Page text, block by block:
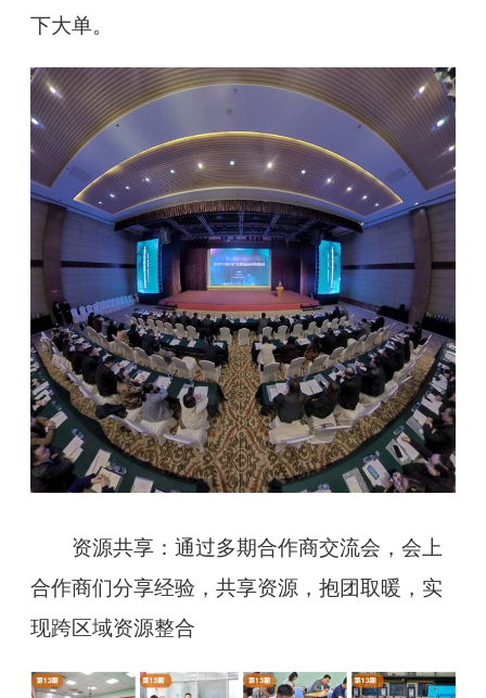
下大单。
资源共享：通过多期合作商交流会，会上
合作商们分享经验，共享资源，抱团取暖，实
现跨区域资源整合